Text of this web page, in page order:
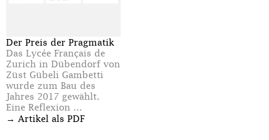
Der Preis der Pragmatik
Das Lycée Français de
Zurich in Dübendorf von
Züst Gübeli Gambetti
wurde zum Bau des
Jahres 2017 gewählt.
Eine Reflexion ...
→ Artikel als PDF